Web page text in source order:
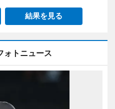
結果を見る
ォトニュース